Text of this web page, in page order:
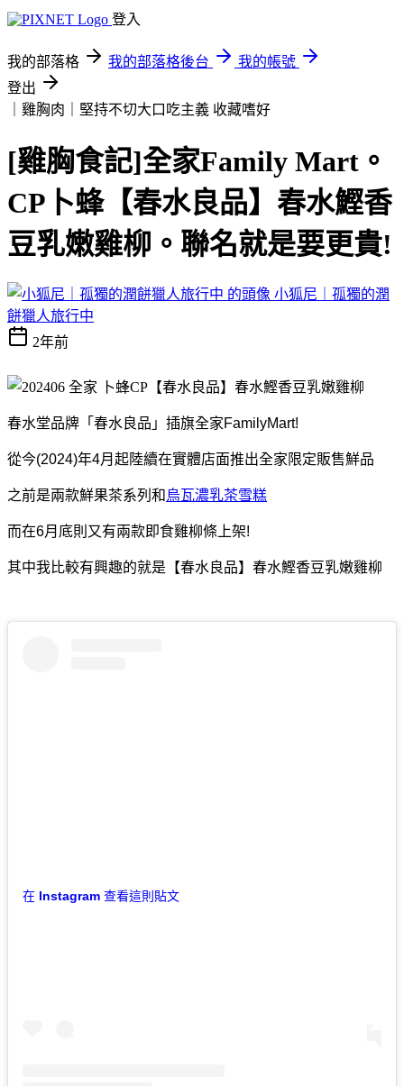
登入
我的部落格 我的部落格後台
我的帳號
登出
｜雞胸肉｜堅持不切大口吃主義 收藏嗜好
[雞胸食記]全家Family Mart。
CP卜蜂【春水良品】春水鰹香
豆乳嫩雞柳。聯名就是要更貴!
小狐尼｜孤獨的潤
餅獵人旅行中
2年前
春水堂品牌「春水良品」插旗全家FamilyMart!
從今(2024)年4月起陸續在實體店面推出全家限定販售鮮品
之前是兩款鮮果茶系列和 烏瓦濃乳茶雪糕
而在6月底則又有兩款即食雞柳條上架!
其中我比較有興趣的就是【春水良品】春水鰹香豆乳嫩雞柳
在 Instagram 查看這則貼文